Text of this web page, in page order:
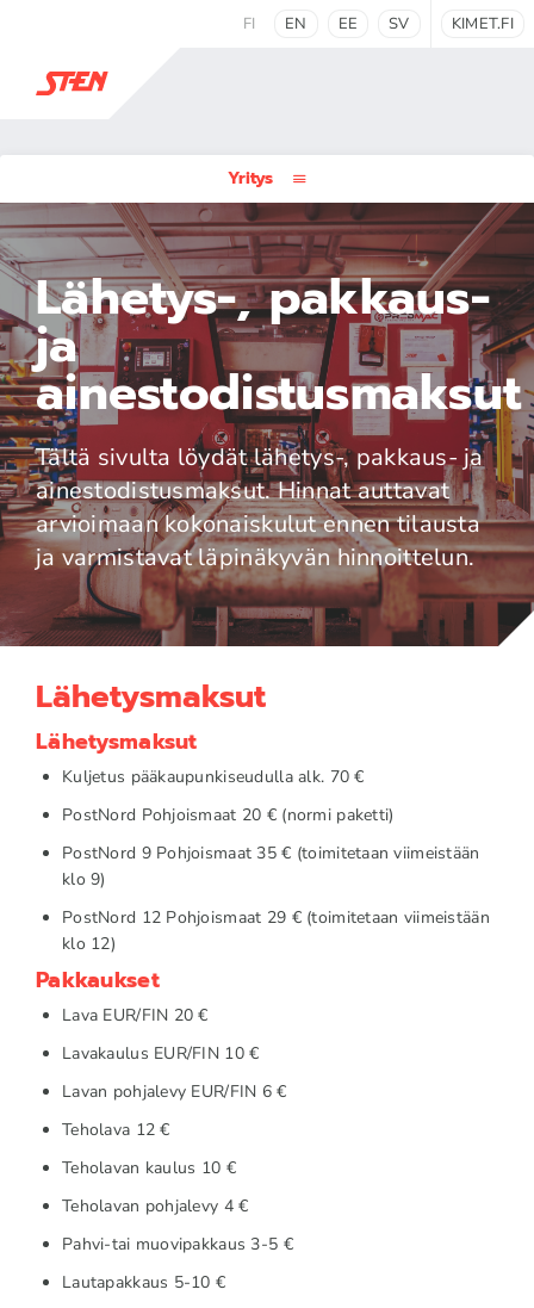
FI EN EE SV KIMET.FI
Yritys
Lähetys-, pakkaus-
ja
ainestodistusmaksut
Tältä sivulta löydät lähetys-, pakkaus- ja
ainestodistusmaksut. Hinnat auttavat
arvioimaan kokonaiskulut ennen tilausta
ja varmistavat läpinäkyvän hinnoittelun.
Lähetysmaksut
Lähetysmaksut
Kuljetus pääkaupunkiseudulla alk. 70 €
PostNord Pohjoismaat 20 € (normi paketti)
PostNord 9 Pohjoismaat 35 € (toimitetaan viimeistään
klo 9)
PostNord 12 Pohjoismaat 29 € (toimitetaan viimeistään
klo 12)
Pakkaukset
Lava EUR/FIN 20 €
Lavakaulus EUR/FIN 10 €
Lavan pohjalevy EUR/FIN 6 €
Teholava 12 €
Teholavan kaulus 10 €
Teholavan pohjalevy 4 €
Pahvi-tai muovipakkaus 3-5 €
Lautapakkaus 5-10 €